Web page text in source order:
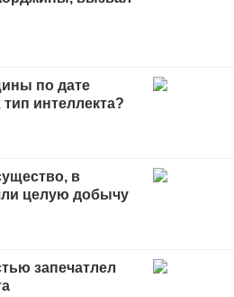
по дате
интеллекта?
в
целую добычу
запечатлел